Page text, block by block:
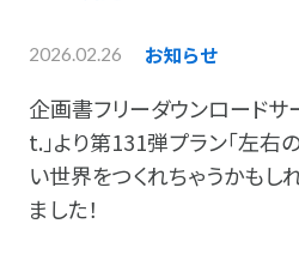
2026.02.26 お知らせ
企画書フリーダウンロードサ
t.」より第131弾プラン「左
い世界をつくれちゃうかもし
ました！